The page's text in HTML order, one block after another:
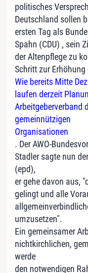
politisches
Deutschland sollen
ersten Tag als
Spahn (CDU) , sein
der Altenpflege zu
Schritt zur
Wie bereits Mitte
laufen derzeit
Arbeitgeberverband
gemeinnützigen
Organisationen
. Der AWO-
Stadler sagte nun
(epd),
er gehe davon aus,
gelingt und alle
umzusetzen".
Ein gemeinsamer
nichtkirchlichen,
werde
den notwendigen